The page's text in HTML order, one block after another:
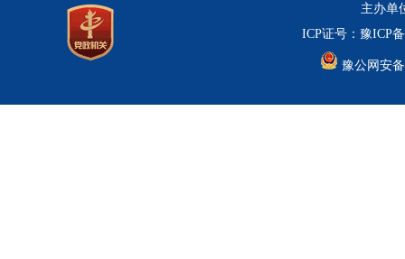
主办单
ICP证号：豫ICP
豫公网安